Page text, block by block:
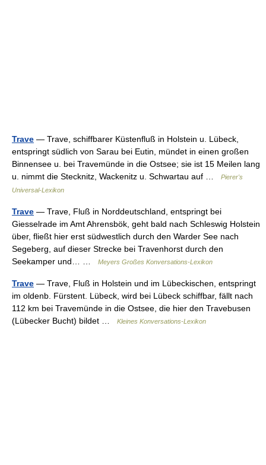
Trave — Trave, schiffbarer Küstenfluß in Holstein u. Lübeck,
entspringt südlich von Sarau bei Eutin, mündet in einen großen
Binnensee u. bei Travemünde in die Ostsee; sie ist 15 Meilen lang
u. nimmt die Stecknitz, Wackenitz u. Schwartau auf …
Pierer's
Universal-Lexikon
Trave — Trave, Fluß in Norddeutschland, entspringt bei
Giesselrade im Amt Ahrensbök, geht bald nach Schleswig Holstein
über, fließt hier erst südwestlich durch den Warder See nach
Segeberg, auf dieser Strecke bei Travenhorst durch den
Seekamper und… …
Meyers Großes Konversations-Lexikon
Trave — Trave, Fluß in Holstein und im Lübeckischen, entspringt
im oldenb. Fürstent. Lübeck, wird bei Lübeck schiffbar, fällt nach
112 km bei Travemünde in die Ostsee, die hier den Travebusen
(Lübecker Bucht) bildet …
Kleines Konversations-Lexikon